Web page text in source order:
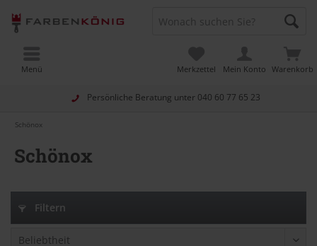
Persönliche Beratung unter 040 60 77 65 23
Warenkorb
Merkzettel Mein Konto
Menü
Schönox
Schönox
Filtern